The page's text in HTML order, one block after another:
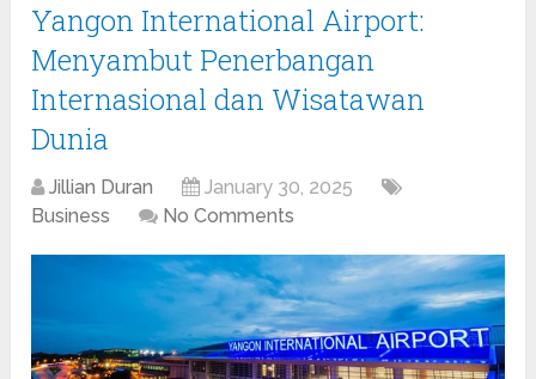
Yangon International Airport:
Menyambut Penerbangan
Internasional dan Wisatawan
Dunia
Jillian Duran
January 30, 2025
Business
No Comments